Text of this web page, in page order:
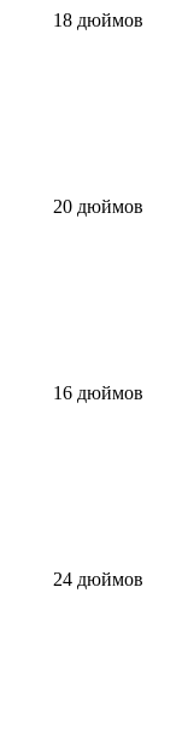
18 дюймов
20 дюймов
16 дюймов
24 дюймов